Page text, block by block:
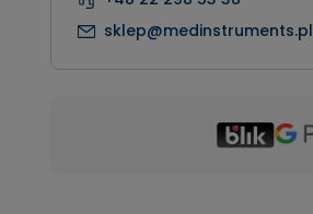
sklep@medinstruments.pl